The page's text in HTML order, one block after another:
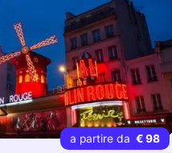
a partire da € 98